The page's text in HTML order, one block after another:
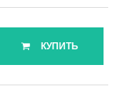
КУПИТЬ